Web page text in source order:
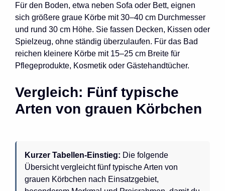
Für den Boden, etwa neben Sofa oder Bett, eignen
sich größere graue Körbe mit 30–40 cm Durchmesser
und rund 30 cm Höhe. Sie fassen Decken, Kissen oder
Spielzeug, ohne ständig überzulaufen. Für das Bad
reichen kleinere Körbe mit 15–25 cm Breite für
Pflegeprodukte, Kosmetik oder Gästehandtücher.
Vergleich: Fünf typische
Arten von grauen Körbchen
Kurzer Tabellen-Einstieg: Die folgende
Übersicht vergleicht fünf typische Arten von
grauen Körbchen nach Einsatzgebiet,